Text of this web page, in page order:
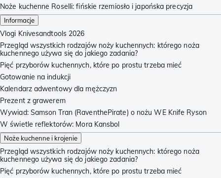
Noże kuchenne Roselli: fińskie rzemiosło i japońska precyzja
Informacje
Vlogi Knivesandtools 2026
Przegląd wszystkich rodzajów noży kuchennych: którego noża
kuchennego używa się do jakiego zadania?
Pięć przyborów kuchennych, które po prostu trzeba mieć
Gotowanie na indukcji
Kalendarz adwentowy dla mężczyzn
Prezent z grawerem
Wywiad: Samson Tran (RaventhePirate) o nożu WE Knife Ryson
W świetle reflektorów: Mora Kansbol
Noże kuchenne i krojenie
Przegląd wszystkich rodzajów noży kuchennych: którego noża
kuchennego używa się do jakiego zadania?
Pięć przyborów kuchennych, które po prostu trzeba mieć